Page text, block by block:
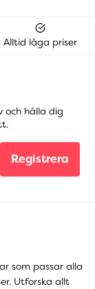
Alltid låga priser
och hålla dig
Registrera
som passar alla
Utforska allt